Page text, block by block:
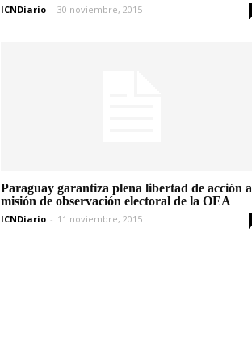
ICNDiario - 30 noviembre, 2015
Paraguay garantiza plena libertad de acción a
misión de observación electoral de la OEA
ICNDiario - 11 noviembre, 2015